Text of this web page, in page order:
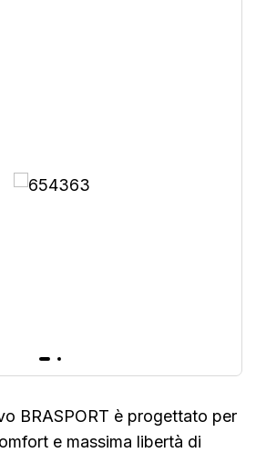
BRASPORT è progettato per
e massima libertà di